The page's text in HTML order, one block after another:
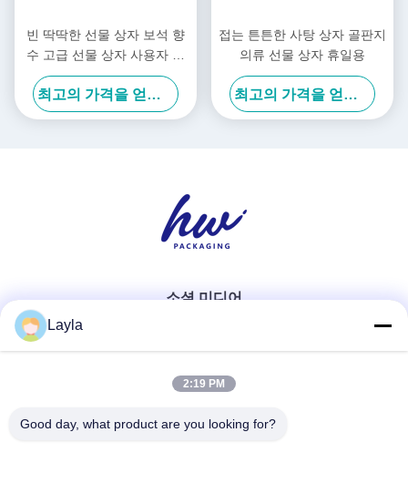
빈 딱딱한 선물 상자 보석 향
수 고급 선물 상자 사용자 지
정 로고
최고의 가격을 얻으십시오
접는 튼튼한 사탕 상자 골판지
의류 선물 상자 휴일용
최고의 가격을 얻으십시오
소셜 미디어
빠른 연락
Tel
Layla
2:19 PM
Good day, what product are you looking for?